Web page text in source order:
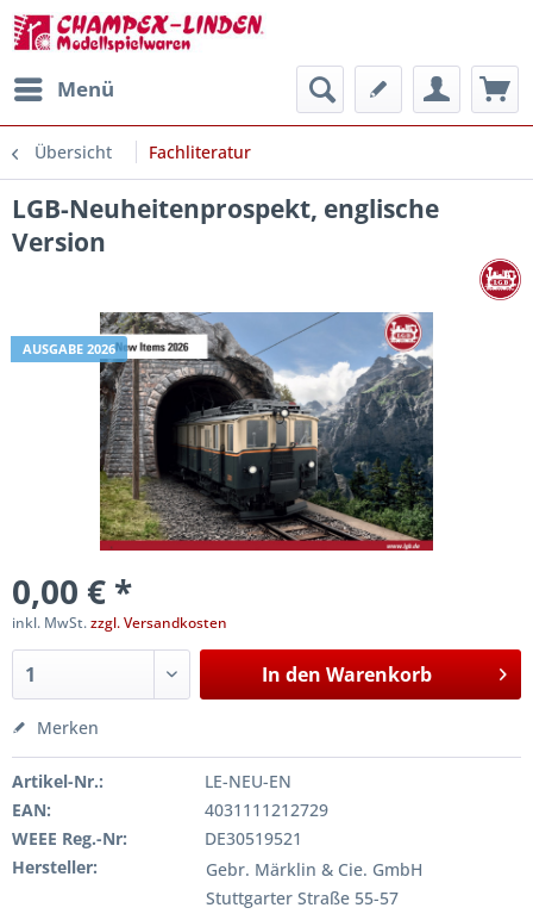
Menü
Übersicht Fachliteratur
LGB-Neuheitenprospekt, englische
Version
AUSGABE 2026
0,00 € *
inkl. MwSt.zzgl. Versandkosten
In den Warenkorb
Merken
Artikel-Nr.:
LE-NEU-EN
EAN:
4031111212729
WEEE Reg.-Nr:
DE30519521
Hersteller:
Gebr. Märklin & Cie. GmbH
Stuttgarter Straße 55-57